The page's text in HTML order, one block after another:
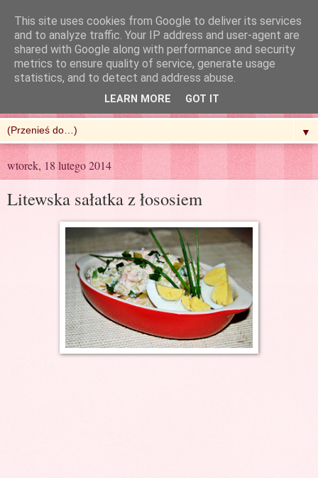
R'n'G Kitchen
▼
wtorek, 18 lutego 2014
Litewska sałatka z łososiem
This site uses cookies from Google to deliver its services
and to analyze traffic. Your IP address and user-agent are
shared with Google along with performance and security
metrics to ensure quality of service, generate usage
statistics, and to detect and address abuse.
LEARN MORE GOT IT